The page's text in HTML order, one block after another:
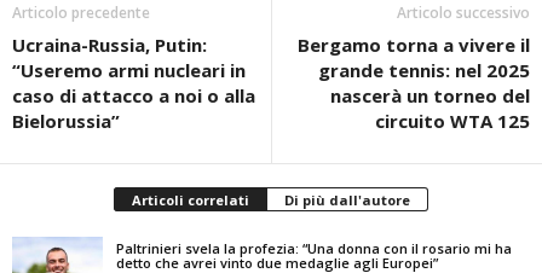
Articolo precedente
Ucraina-Russia, Putin:
“Useremo armi nucleari in
caso di attacco a noi o alla
Bielorussia”
Articolo successivo
Bergamo torna a vivere il
grande tennis: nel 2025
nascerà un torneo del
circuito WTA 125
Articoli correlati Di più dall'autore
Paltrinieri svela la profezia: “Una donna con il rosario mi ha
detto che avrei vinto due medaglie agli Europei”